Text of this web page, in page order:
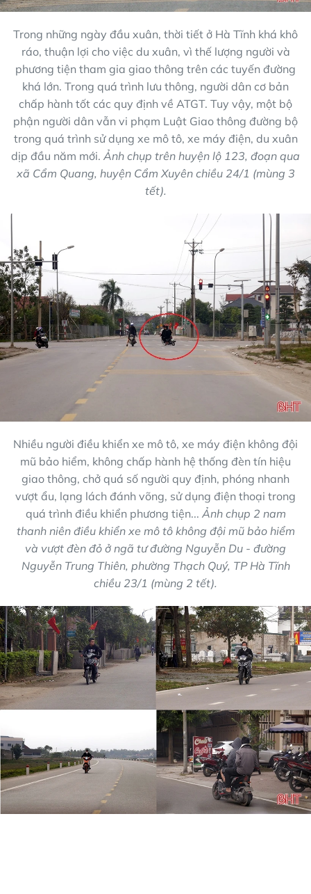
Trong những ngày đầu xuân, thời tiết ở Hà Tĩnh khá khô
ráo, thuận lợi cho việc du xuân, vì thế lượng người và
phương tiện tham gia giao thông trên các tuyến đường
khá lớn. Trong quá trình lưu thông, người dân cơ bản
chấp hành tốt các quy định về ATGT. Tuy vậy, một bộ
phận người dân vẫn vi phạm Luật Giao thông đường bộ
trong quá trình sử dụng xe mô tô, xe máy điện, du xuân
dịp đầu năm mới. Ảnh chụp trên huyện lộ 123, đoạn qua
xã Cẩm Quang, huyện Cẩm Xuyên chiều 24/1 (mùng 3
tết).
Nhiều người điều khiển xe mô tô, xe máy điện không đội
mũ bảo hiểm, không chấp hành hệ thống đèn tín hiệu
giao thông, chở quá số người quy định, phóng nhanh
vượt ẩu, lạng lách đánh võng, sử dụng điện thoại trong
quá trình điều khiển phương tiện... Ảnh chụp 2 nam
thanh niên điều khiển xe mô tô không đội mũ bảo hiểm
và vượt đèn đỏ ở ngã tư đường Nguyễn Du - đường
Nguyễn Trung Thiên, phường Thạch Quý, TP Hà Tĩnh
chiều 23/1 (mùng 2 tết).